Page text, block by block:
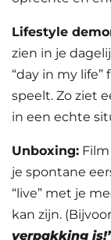
Lifestyle
zien in je
“day in my
speelt. Zo ziet
in een echte
Unboxing:
je spontane
“live” met je
kan zijn.
verpakking